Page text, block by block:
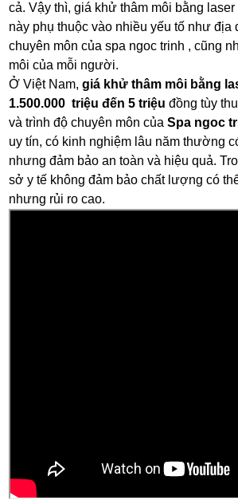
cả. Vậy thì, giá khử thâm môi bằng
này phụ thuộc vào nhiều yếu tố như địa
chuyên môn của spa ngoc trinh , cũng
môi của mỗi người.
Ở Việt Nam,giá khử thâm môi bằng
1.500.000 triệu đến 5 triệu đồng tùy
và trình độ chuyên môn củaSpa ngoc
uy tín, có kinh nghiệm lâu năm thường
nhưng đảm bảo an toàn và hiệu quả.
sở y tế không đảm bảo chất lượng có
nhưng rủi ro cao.